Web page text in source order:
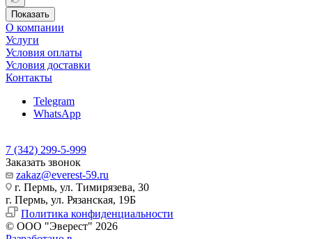
Показать
О компании
Услуги
Условия оплаты
Условия доставки
Контакты
Telegram
WhatsApp
7 (342) 299-5-999
Заказать звонок
zakaz@everest-59.ru
г. Пермь, ул. Тимирязева, 30
г. Пермь, ул. Рязанская, 19Б
Политика конфиденциальности
© ООО "Эверест" 2026